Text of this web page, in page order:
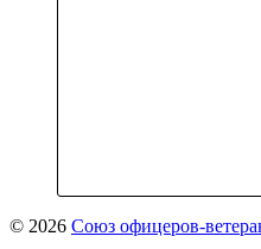
© 2026 Союз офицеров-